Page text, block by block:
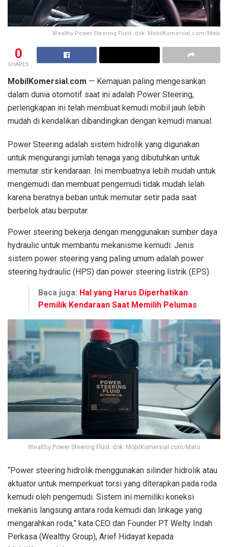
Wealthy Power Steering Fluid. dok: MobilKomersial.com/Mato
0
SHARES
MobilKomersial.com — Kemajuan paling mengesankan
dalam dunia otomotif saat ini adalah Power Steering,
perlengkapan ini telah membuat kemudi mobil jauh lebih
mudah di kendalikan dibandingkan dengan kemudi manual.
Power Steering adalah sistem hidrolik yang digunakan
untuk mengurangi jumlah tenaga yang dibutuhkan untuk
memutar stir kendaraan. Ini membuatnya lebih mudah untuk
mengemudi dan membuat pengemudi tidak mudah lelah
karena beratnya beban untuk memutar setir pada saat
berbelok atau berputar.
Power steering bekerja dengan menggunakan sumber daya
hydraulic untuk membantu mekanisme kemudi. Jenis
sistem power steering yang paling umum adalah power
steering hydraulic (HPS) dan power steering listrik (EPS).
Baca juga: Hal yang Harus Diperhatikan
Pemilik Kendaraan Saat Memilih Pelumas
Wealthy Power Steering Fluid. dok: MobilKomersial.com/Mato
“Power steering hidrolik menggunakan silinder hidrolik atau
aktuator untuk memperkuat torsi yang diterapkan pada roda
kemudi oleh pengemudi. Sistem ini memiliki koneksi
mekanis langsung antara roda kemudi dan linkage yang
mengarahkan roda,” kata CEO dan Founder PT Welty Indah
Perkasa (Wealthy Group), Arief Hidayat kepada